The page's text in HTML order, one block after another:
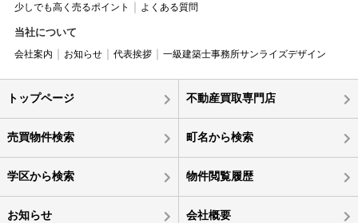
少しでも高く売るポイント
よくある質問
当社について
会社案内 お知らせ 代表挨拶 一級建築士事務所サンライズデザイン
トップページ 不動産買取専門店
売買物件検索 町名から検索
学区から検索 物件閲覧履歴
お知らせ 会社概要